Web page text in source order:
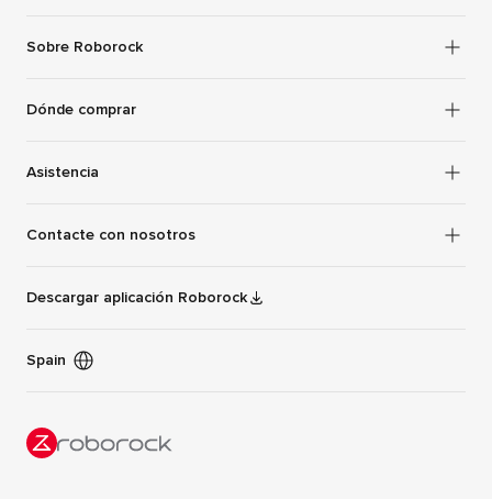
Sobre Roborock
Dónde comprar
Asistencia
Contacte con nosotros
Descargar aplicación Roborock
Spain